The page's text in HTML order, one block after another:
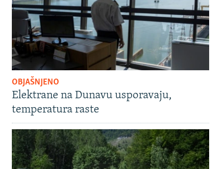
OBJAŠNJENO
Elektrane na Dunavu usporavaju,
temperatura raste